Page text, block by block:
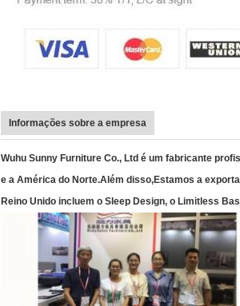
Informações sobre a empresa
Wuhu Sunny Furniture Co., Ltd é um fabricante
e a América do Norte.Além disso,Estamos a
Reino Unido incluem o Sleep Design, o Limitless